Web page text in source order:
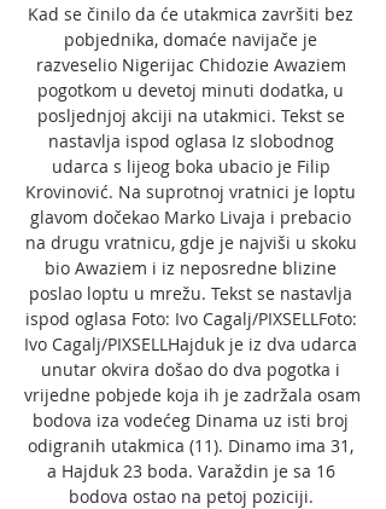
Kad se činilo da će utakmica završiti bez
pobjednika, domaće navijače je
razveselio Nigerijac Chidozie Awaziem
pogotkom u devetoj minuti dodatka, u
posljednjoj akciji na utakmici. Tekst se
nastavlja ispod oglasa Iz slobodnog
udarca s lijeog boka ubacio je Filip
Krovinović. Na suprotnoj vratnici je loptu
glavom dočekao Marko Livaja i prebacio
na drugu vratnicu, gdje je najviši u skoku
bio Awaziem i iz neposredne blizine
poslao loptu u mrežu. Tekst se nastavlja
ispod oglasa Foto: Ivo Cagalj/PIXSELLFoto:
Ivo Cagalj/PIXSELLHajduk je iz dva udarca
unutar okvira došao do dva pogotka i
vrijedne pobjede koja ih je zadržala osam
bodova iza vodećeg Dinama uz isti broj
odigranih utakmica (11). Dinamo ima 31,
a Hajduk 23 boda. Varaždin je sa 16
bodova ostao na petoj poziciji.